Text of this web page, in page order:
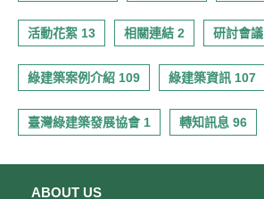
活動花絮 13 相關連結 2 研討會
綠建築案例介紹 109 綠建築資訊 107
臺灣綠建築發展協會 1 轉知訊息 96
ABOUT US